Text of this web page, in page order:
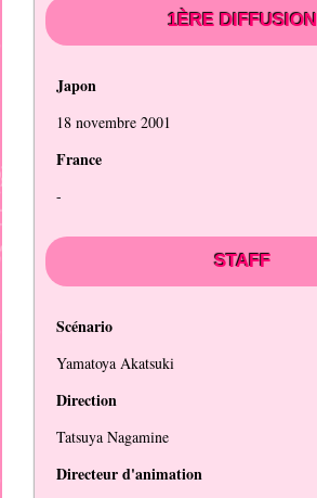
1ÈRE DIFFUSION
Japon
18 novembre 2001
France
-
STAFF
Scénario
Yamatoya Akatsuki
Direction
Tatsuya Nagamine
Directeur d'animation